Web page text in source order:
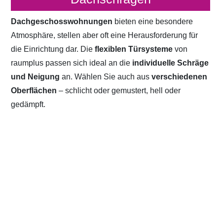
Dachgeschosswohnungen bieten eine besondere
Atmosphäre, stellen aber oft eine Herausforderung für
die Einrichtung dar. Dieflexiblen Türsystemevon
raumplus passen sich ideal an die individuelle Schräge
und Neigung an. Wählen Sie auch ausverschiedenen
Oberflächen – schlicht oder gemustert, hell oder
gedämpft.